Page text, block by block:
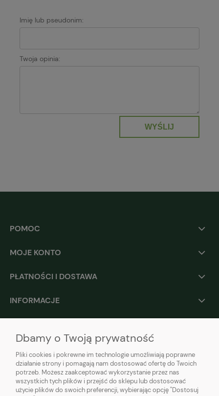
Imię lub pseudonim:
Twoja opinia:
WYŚLIJ
POMOC
MOJE KONTO
PŁATNOŚCI I DOSTAWA
INFORMACJE
Dbamy o Twoją prywatność
Pliki cookies i pokrewne im technologie umożliwiają poprawne
działanie strony i pomagają nam dostosować ofertę do Twoich
potrzeb. Możesz zaakceptować wykorzystanie przez nas
wszystkich tych plików i przejść do sklepu lub dostosować
użycie plików do swoich preferencji, wybierając opcję "Dostosuj